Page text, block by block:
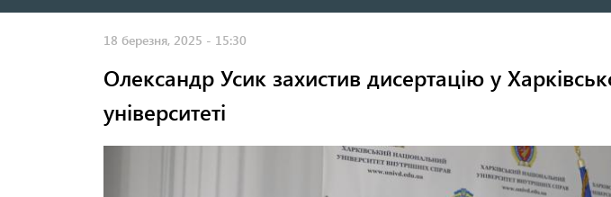
18 березня, 2025 - 15:30
Олександр Усик захистив дисертацію у
університеті